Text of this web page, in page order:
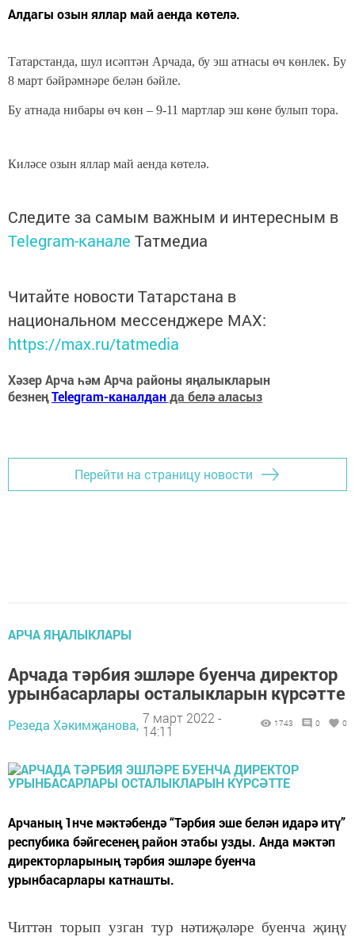
Алдагы озын яллар май аенда көтелә.
Татарстанда, шул исәптән Арчада, бу эш атнасы өч көнлек. Бу
8 март бәйрәмнәре белән бәйле.
Бу атнада нибары өч көн – 9-11 мартлар эш көне булып тора.
Киләсе озын яллар май аенда көтелә.
Следите за самым важным и интересным в
Telegram-канале Татмедиа
Читайте новости Татарстана в
национальном мессенджере MАХ:
https://max.ru/tatmedia
Хәзер Арча һәм Арча районы яңалыкларын
безнеңTelegram-каналданда белә аласыз
Перейти на страницу новости
АРЧА ЯҢАЛЫКЛАРЫ
Арчада тәрбия эшләре буенча директор
урынбасарлары осталыкларын күрсәтте
Резеда Хәкимҗанова, 7 март 2022 -
14:11
1743 0 0
Арчаның 1нче мәктәбендә “Тәрбия эше белән идарә итү”
респубика бәйгесенең район этабы узды. Анда мәктәп
директорларының тәрбия эшләре буенча
урынбасарлары катнашты.
Читтән торып узган тур нәтиҗәләре буенча җиңү